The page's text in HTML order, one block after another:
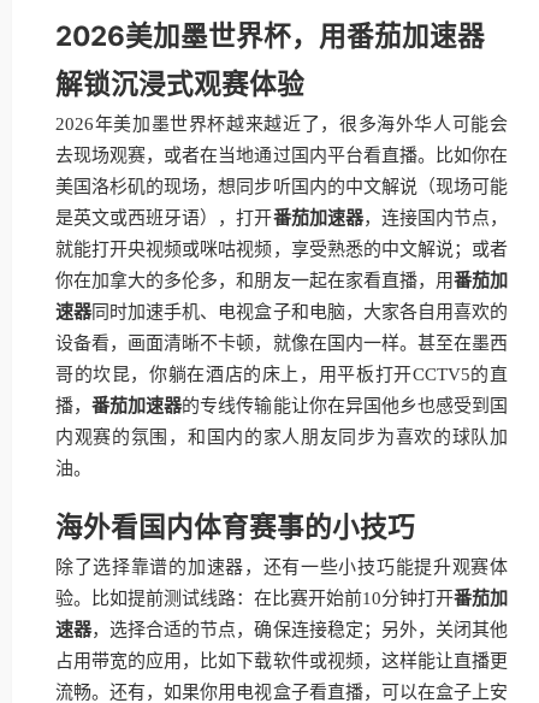
2026美加墨世界杯，用番茄加速器
解锁沉浸式观赛体验
2026年美加墨世界杯越来越近了，很多海外华人可能会
去现场观赛，或者在当地通过国内平台看直播。比如你在
美国洛杉矶的现场，想同步听国内的中文解说（现场可能
是英文或西班牙语），打开番茄加速器，连接国内节点，
就能打开央视频或咪咕视频，享受熟悉的中文解说；或者
你在加拿大的多伦多，和朋友一起在家看直播，用番茄加
速器同时加速手机、电视盒子和电脑，大家各自用喜欢的
设备看，画面清晰不卡顿，就像在国内一样。甚至在墨西
哥的坎昆，你躺在酒店的床上，用平板打开CCTV5的直
播，番茄加速器的专线传输能让你在异国他乡也感受到国
内观赛的氛围，和国内的家人朋友同步为喜欢的球队加
油。
海外看国内体育赛事的小技巧
除了选择靠谱的加速器，还有一些小技巧能提升观赛体
验。比如提前测试线路：在比赛开始前10分钟打开番茄加
速器，选择合适的节点，确保连接稳定；另外，关闭其他
占用带宽的应用，比如下载软件或视频，这样能让直播更
流畅。还有，如果你用电视盒子看直播，可以在盒子上安